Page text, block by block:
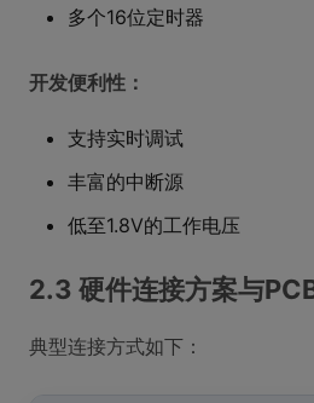
多个16位定时器
开发便利性：
支持实时调试
丰富的中断源
低至1.8V的工作电压
2.3 硬件连接方案与
典型连接方式如下：